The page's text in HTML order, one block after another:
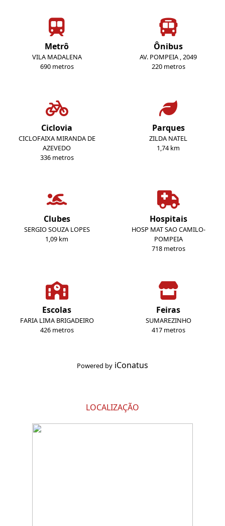
Metrô
VILA MADALENA
690 metros
Ônibus
AV. POMPEIA , 2049
220 metros
Ciclovia
CICLOFAIXA MIRANDA DE
AZEVEDO
336 metros
Parques
ZILDA NATEL
1,74 km
Clubes
SERGIO SOUZA LOPES
1,09 km
Hospitais
HOSP MAT SAO CAMILO-
POMPEIA
718 metros
Escolas
FARIA LIMA BRIGADEIRO
426 metros
Feiras
SUMAREZINHO
417 metros
Powered by iConatus
LOCALIZAÇÃO